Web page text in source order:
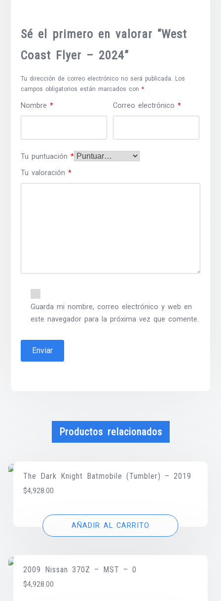
Sé el primero en valorar “West
Coast Flyer – 2024”
Tu dirección de correo electrónico no será publicada. Los
campos obligatorios están marcados con*
Nombre* Correo electrónico*
Tu puntuación*
Tu valoración*
Guarda mi nombre, correo electrónico y web en
este navegador para la próxima vez que comente.
Productos relacionados
The Dark Knight Batmobile (Tumbler) – 2019
$4,928.00
AÑADIR AL CARRITO
2009 Nissan 370Z – MST – 0
$4,928.00